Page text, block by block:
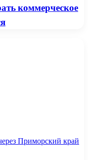
коммерческое
Приморский край